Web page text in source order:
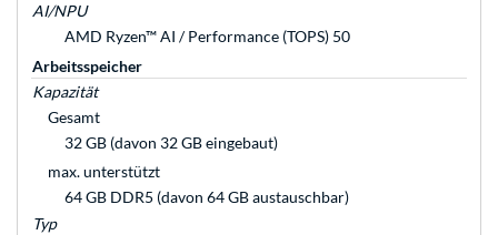
AI/NPU
AMD Ryzen™ AI / Performance (TOPS) 50
Arbeitsspeicher
Kapazität
Gesamt
32 GB (davon 32 GB eingebaut)
max. unterstützt
64 GB DDR5 (davon 64 GB austauschbar)
Typ